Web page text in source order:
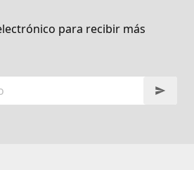
para recibir más